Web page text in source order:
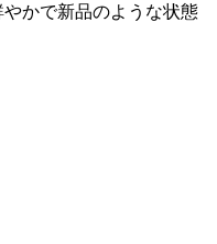
かで新品のような状態